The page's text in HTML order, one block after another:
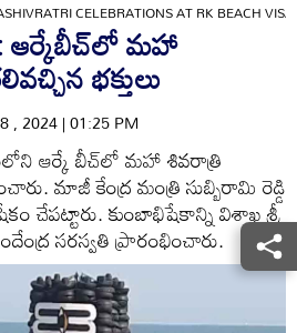
CELEBRATIONS AT RK BEACH
ఆర్కేబీచ్‌లో మహా
భక్తులు
, 2024 | 01:25 PM
ఆర్కే బీచ్‌లో మహా శివరాత్రి
మాజీ కేంద్ర మంత్రి సుబ్బిరామి రెడ్డి
చేపట్టారు. కుంబాభిషేకాన్ని విశాఖ శ్రీ
సరస్వతి ప్రారంభించారు.